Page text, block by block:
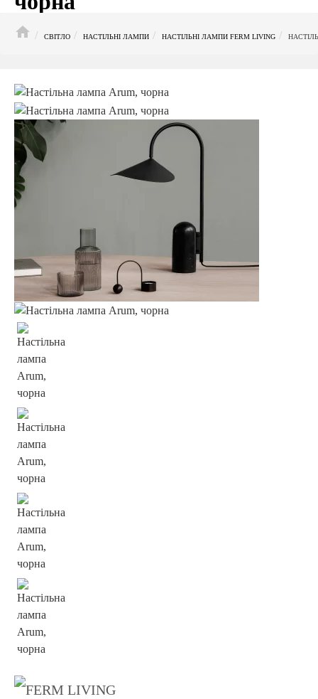
СВІТЛО
НАСТІЛЬНІ ЛАМПИ НАСТІЛЬНІ ЛАМПИ FERM LIVING